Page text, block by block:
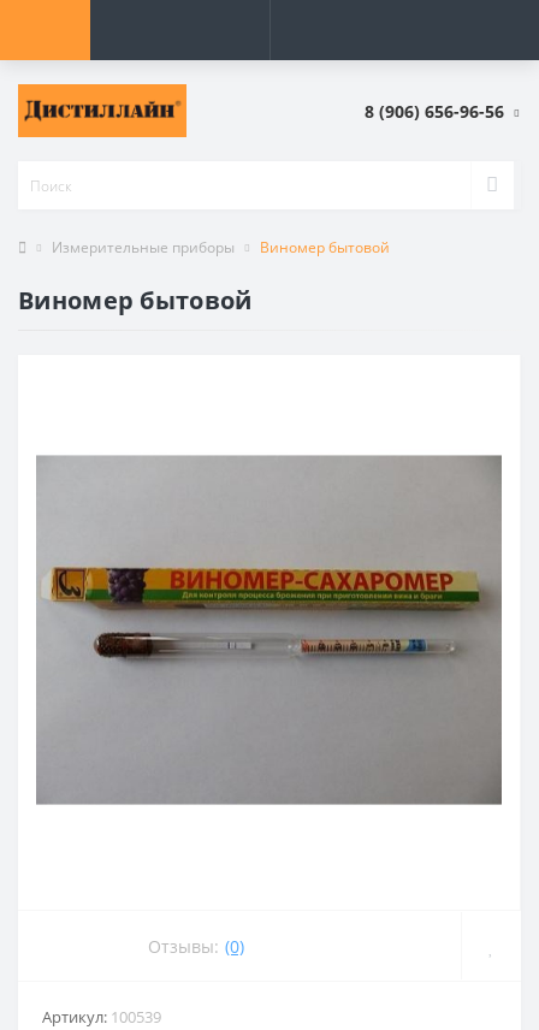
8 (906) 656-96-56
Измерительные приборы Виномер бытовой
Виномер бытовой
Отзывы: (0)
Артикул: 100539